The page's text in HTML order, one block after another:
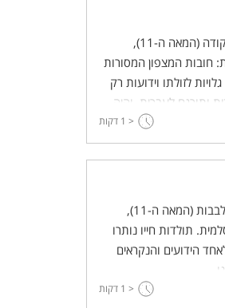
ספרו של ר' בחיי אבן פקודה (המאה ה-11),
חובות המצפון המסורות
לזולתו וידועות רק
ותורגם לעברית, והיה
המשפיעים בדורו
< 1 דקות
מחבר הספר "חובות הלבבות (המאה ה-11),
תולדות חייו נותרו
הידועים והנקראים
< 1 דקות